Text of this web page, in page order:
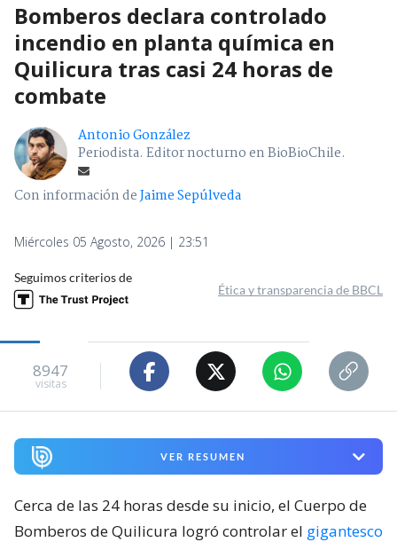
Bomberos declara controlado
incendio en planta química en
Quilicura tras casi 24 horas de
combate
Antonio González
Periodista. Editor nocturno en BioBioChile.
Con información deJaime Sepúlveda
Miércoles 05 Agosto, 2026 | 23:51
Seguimos criterios de
Ética y transparencia de BBCL
8947
visitas
VER RESUMEN
Cerca de las 24 horas desde su inicio, el Cuerpo de
Bomberos de Quilicura logró controlar el gigantesco